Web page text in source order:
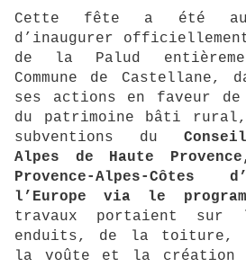
Cette fête a été
d’inaugurer
de la Palud
Commune de Castellane,
ses actions en faveur
du patrimoine bâti
subventions du
Alpes de Haute
Provence-Alpes-
l’Europe via le
travaux portaient sur
enduits, de la toiture,
la voûte et la création